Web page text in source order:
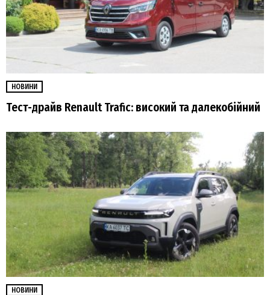
НОВИНИ
Тест-драйв Renault Trafic: високий та далекобійний
НОВИНИ